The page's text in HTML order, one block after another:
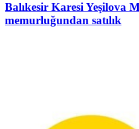
Balıkesir Karesi Yeşilova
memurluğundan satılık